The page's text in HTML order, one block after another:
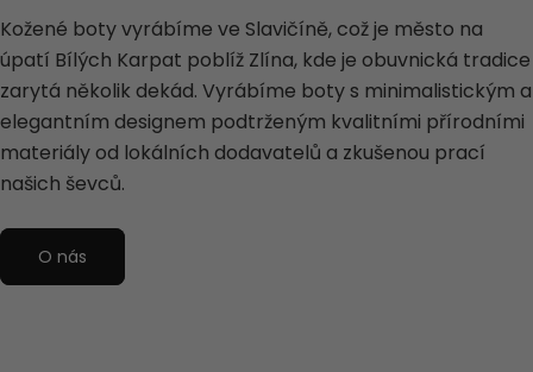
Kožené boty vyrábíme ve Slavičíně, což je město na
úpatí Bílých Karpat poblíž Zlína, kde je obuvnická tradice
zarytá několik dekád. Vyrábíme boty s minimalistickým a
elegantním designem podtrženým kvalitními přírodními
materiály od lokálních dodavatelů a zkušenou prací
našich ševců.
O nás